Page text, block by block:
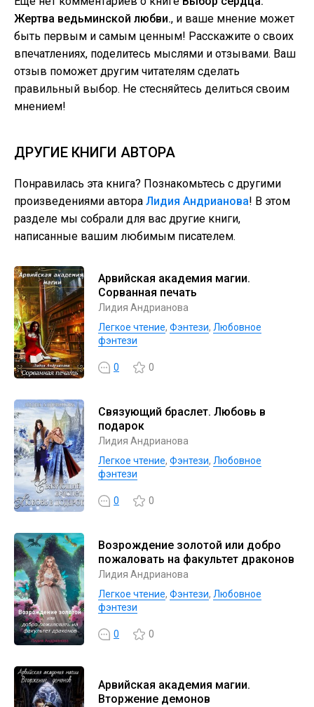
Жертва ведьминской любви., и ваше мнение может
быть первым и самым ценным! Расскажите о своих
впечатлениях, поделитесь мыслями и отзывами. Ваш
отзыв поможет другим читателям сделать
правильный выбор. Не стесняйтесь делиться своим
мнением!
ДРУГИЕ КНИГИ АВТОРА
Понравилась эта книга? Познакомьтесь с другими
произведениями автора Лидия Андрианова! В этом
разделе мы собрали для вас другие книги,
написанные вашим любимым писателем.
Арвийская академия магии.
Сорванная печать
Лидия Андрианова
Легкое чтение, Фэнтези, Любовное
фэнтези
0 0
Связующий браслет. Любовь в
подарок
Лидия Андрианова
Легкое чтение, Фэнтези, Любовное
фэнтези
0 0
Возрождение золотой или добро
пожаловать на факультет драконов
Лидия Андрианова
Легкое чтение, Фэнтези, Любовное
фэнтези
0 0
Арвийская академия магии.
Вторжение демонов